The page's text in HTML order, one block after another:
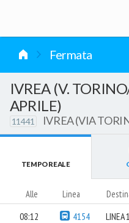
Fermata
IVREA (V.
APRILE)
11441 IVREA (VIA
TEMPO REALE
Alle Linea
08:12 4154 LINEA